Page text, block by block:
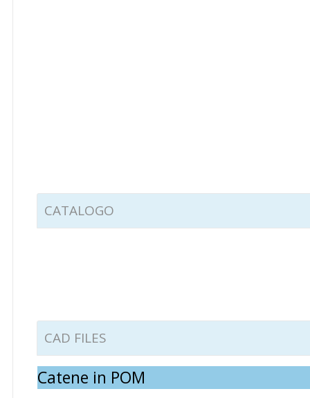
CATALOGO
CAD FILES
Catene in POM